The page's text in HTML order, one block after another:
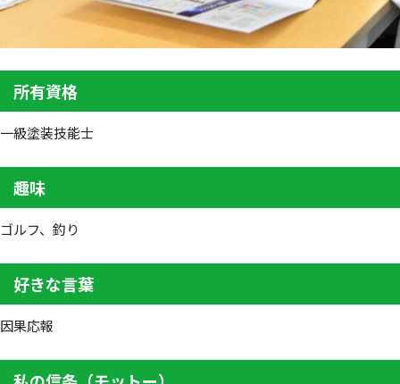
所有資格
一級塗装技能士
趣味
ゴルフ、釣り
好きな言葉
因果応報